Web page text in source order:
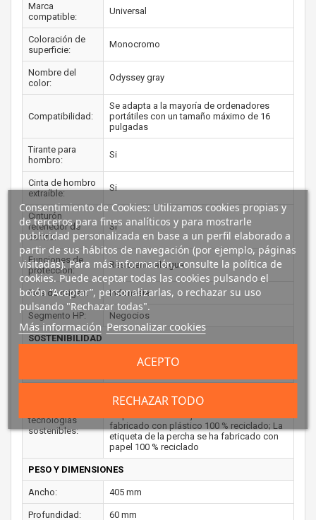
Marca
compatible:
Universal
Coloración de
superficie:
Monocromo
Nombre del
color:
Odyssey gray
Compatibilidad:
Se adapta a la mayoría de ordenadores
portátiles con un tamaño máximo de 16
pulgadas
Tirante para
hombro:
Si
Cinta de hombro
extraíble:
Si
Cinturón
retenedor de
carrito:
Si
Funciones de
protección:
Resistente al agua
País de origen: Indonesia
Segmento HP: Negocios
SOSTENIBILIDAD
Forest Stewardship Council (FSC)
tecnologías
sostenibles:
Embalaje con certificación FSC; 60 % de
plástico reciclado posconsumo; La bolsa
fabricado con plástico 100 % reciclado; La
etiqueta de la percha se ha fabricado con
papel 100 % reciclado
PESO Y DIMENSIONES
Ancho: 405 mm
Profundidad: 60 mm
Consentimiento de Cookies: Utilizamos cookies propias y
de terceros para fines analíticos y para mostrarle
publicidad personalizada en base a un perfil elaborado a
partir de sus hábitos de navegación (por ejemplo, páginas
visitadas). Para más información, consulte la política de
cookies. Puede aceptar todas las cookies pulsando el
botón “Aceptar”, personalizarlas, o rechazar su uso
pulsando "Rechazar todas".
Más información Personalizar cookies
RECHAZAR TODO
ACEPTO